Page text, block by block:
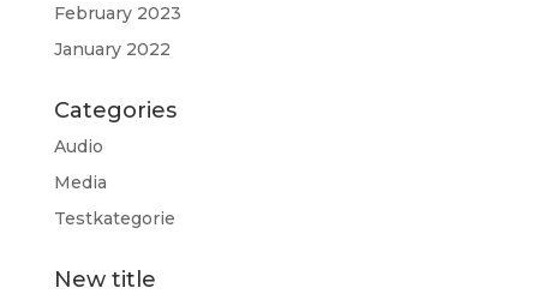
February 2023
January 2022
Categories
Audio
Media
Testkategorie
New title